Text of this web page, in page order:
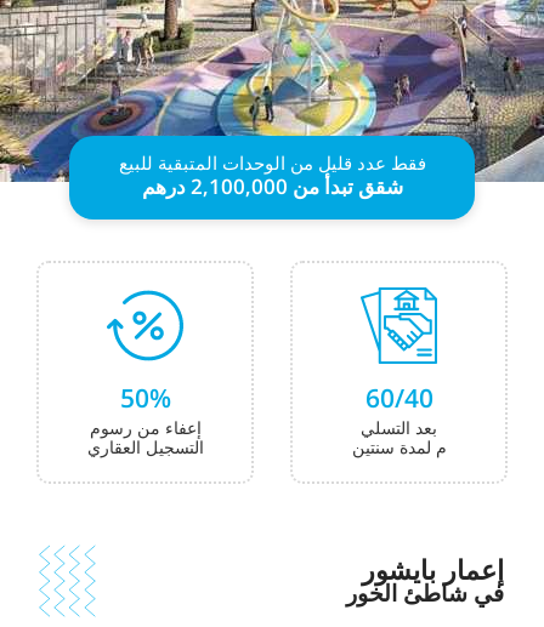
فقط عدد قليل من الوحدات المتبقية للبيع
شقق تبدأمن 2,100,000 درهم
50%
إعفاء من رسوم
التسجيل العقاري
60/40
بعد التسلي
م لمدة سنتين
إعمار بايشور
في شاطئ الخور